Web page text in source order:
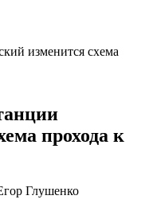
изменится схема
прохода к
Глушенко